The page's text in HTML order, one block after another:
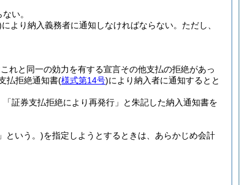
い。
により納入義務者に通知しなければならない。 ただし、
れと同一の効力を有する宣言その他支払の拒絶があっ
払拒絶通知書(様式第14号)により納入者に通知するとと
証券支払拒絶により再発行」と朱記した納入通知書を
という。)を指定しようとするときは、あらかじめ会計